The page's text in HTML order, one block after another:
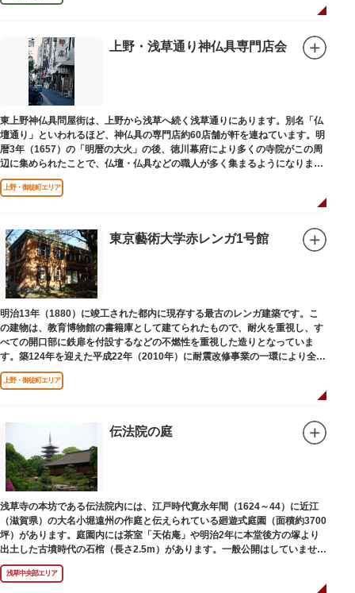
上野・浅草通り神仏具専門店会
東上野神仏具問屋街は、上野から浅草へ続く浅草通りにあります。別名「仏
壇通り」といわれるほど、神仏具の専門店約60店舗が軒を連ねています。明
暦3年（1657）の「明暦の大火」の後、徳川幕府により多くの寺院がこの周
辺に集められたことで、仏壇・仏具などの職人が多く集まるようになりまし
た。
上野・御徒町エリア
東京藝術大学赤レンガ1号館
明治13年（1880）に竣工された都内に現存する最古のレンガ建築です。こ
の建物は、教育博物館の書籍庫として建てられたもので、耐火を重視し、す
べての開口部に鉄扉を付設するなどの不燃性を重視した造りとなっていま
す。築124年を迎えた平成22年（2010年）に耐震改修事業の一環により全面
改修が施されました。
上野・御徒町エリア
伝法院の庭
浅草寺の本坊である伝法院内には、江戸時代寛永年間（1624～44）に近江
（滋賀県）の大名小堀遠州の作庭と伝えられている廻遊式庭園（面積約3700
坪）があります。庭園内には茶室「天佑庵」や明治2年に本堂後方の塚より
出土した古墳時代の石棺（長さ2.5m）があります。一般公開はしていません
が、不定期で特別公開されることがあります。
浅草中央部エリア